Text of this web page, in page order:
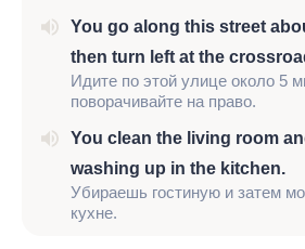
You go along this street
then turn left at the
Идите по этой улице около 5
поворачивайте на право.
You clean the living room
washing up in the kitchen.
Убираешь гостиную и затем
кухне.